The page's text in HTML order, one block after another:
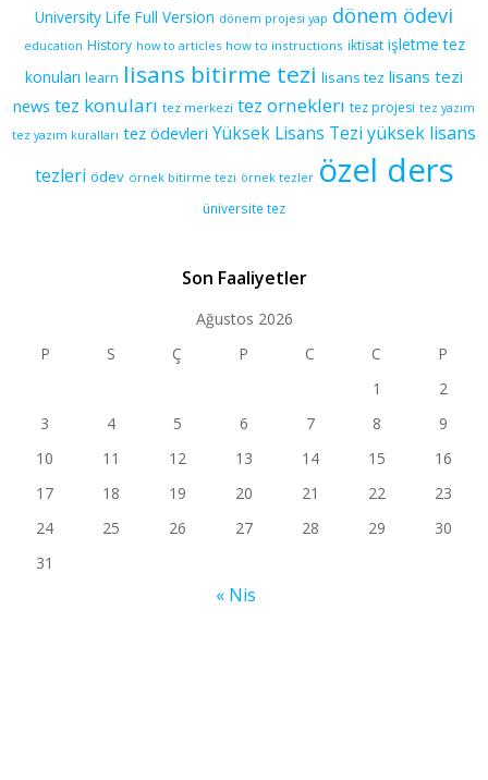
University Life Full Version dönem projesi yap dönem ödevi
education History how to articles how to instructions iktisat işletme tez
konuları learn lisans bitirme tezi lisans tez lisans tezi
news tez konuları tez merkezi tez orneklerı tez projesi tez yazım
tez yazım kuralları tez ödevleri Yüksek Lisans Tezi yüksek lisans
tezleri ödev örnek bitirme tezi örnek tezler özel ders
üniversite tez
Son Faaliyetler
Ağustos 2026
P
S Ç P C C
P
1
2
3
4 5 6 7 8
9
10
11 12 13 14 15
16
17
18 19 20 21 22
23
24
25 26 27 28 29
30
31
« Nis